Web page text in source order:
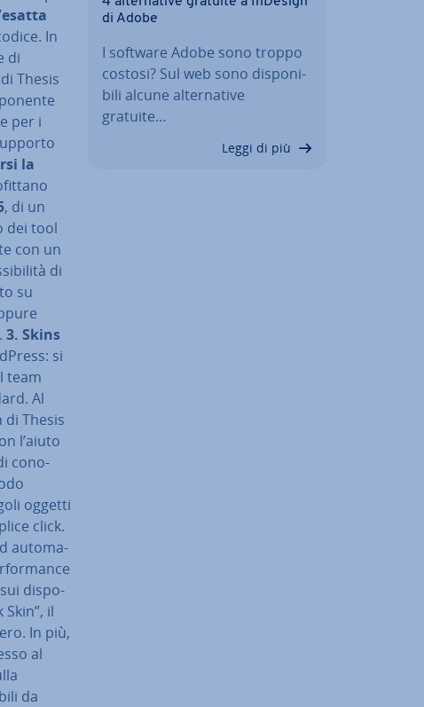
esatta
In
di
Thesis
per i
la
, di un
dei tool
con un
di
su
3. Skins
si
team
Al
Thesis
l’aiuto
co­no­
oggetti
click.
au­to­ma­
di­spo­
il
In più,
al
da
di Adobe
I software Adobe sono troppo
costosi? Sul web sono di­spo­ni­
bi­li alcune al­ter­na­ti­ve
gratuite…
Leggi di più